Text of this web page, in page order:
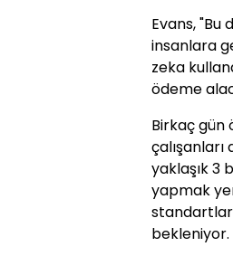
Evans,
insanlara
zeka
ödeme
Birkaç gün
yaklaşık 3
yapmak
bekleniyor.